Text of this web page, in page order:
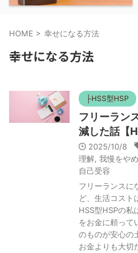
HOME > 幸せになる方法
幸せになる方法
├HSS型HSP
フリーラン
減した話【
2025/10/8
理解 我慢をや
自己受容
フリーランスに
ど、生活コスト
HSS型HSPの私
をお金に頼って
のものが安心の
お金よりも大切